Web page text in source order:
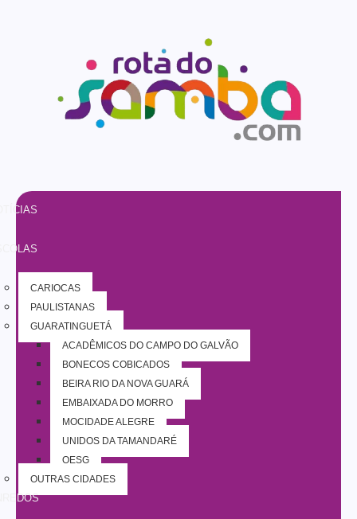
CARIOCAS
PAULISTANAS
GUARATINGUETÁ
ACADÊMICOS DO CAMPO DO GALVÃO
BONECOS COBIÇADOS
BEIRA RIO DA NOVA GUARÁ
EMBAIXADA DO MORRO
MOCIDADE ALEGRE
UNIDOS DA TAMANDARÉ
OESG
OUTRAS CIDADES